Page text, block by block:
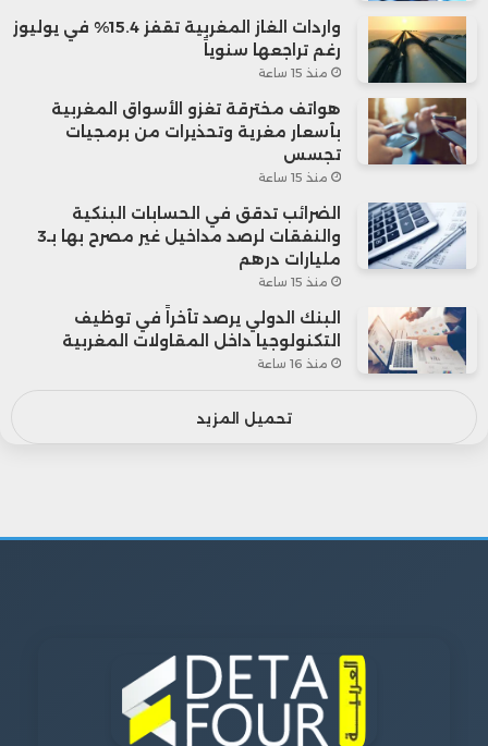
واردات الغاز المغربية تقفز 15.4% في يوليوز
رغم تراجعها سنوياً
منذ 15 ساعة
هواتف مخترقة تغزو الأسواق المغربية
بأسعار مغرية وتحذيرات من برمجيات
تجسس
منذ 15 ساعة
الضرائب تدقق في الحسابات البنكية
والنفقات لرصد مداخيل غير مصرح بها بـ3
مليارات درهم
منذ 15 ساعة
البنك الدولي يرصد تأخراً في توظيف
التكنولوجيا داخل المقاولات المغربية
منذ 16 ساعة
تحميل المزيد